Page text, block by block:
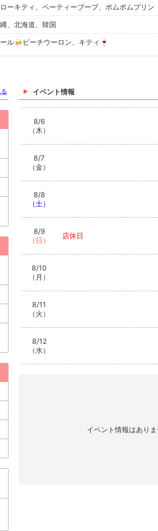
ーキティ、ベーティーブープ、ポムポムプリン
、北海道、韓国
ル🍻ピーチウーロン、キティ🍷
イベント情報
8/6
（木）
8/7
（金）
8/8
（土）
8/9
（日）
店休日
8/10
（月）
8/11
（火）
8/12
（水）
イベント情報はあり